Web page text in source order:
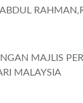
MAJLIS
MALAYSIA